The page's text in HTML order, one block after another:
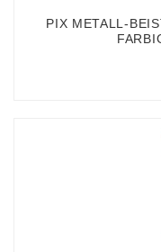
PIX METALL-